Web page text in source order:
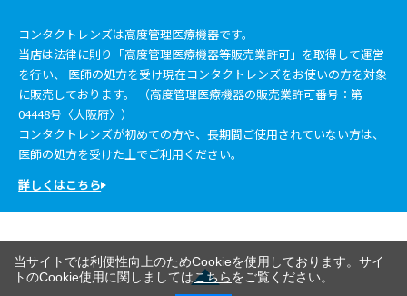
コンタクトレンズは高度管理医療機器です。
当店は法律に則り「高度管理医療機器等販売業許可」を取得して運営
を行い、 医師の処方を受け現在コンタクトレンズをお使いの方を対象
に販売しております。 （高度管理医療機器の販売業許可番号：第
04448号〈大阪府〉）
コンタクトレンズが初めての方や、長期間ご使用されていない方は、
医師の処方を受けた上でご利用ください。
詳しくはこちら
当サイトでは利便性向上のためCookieを使用しております。サイ
トのCookie使用に関しましてはこちらをご覧ください。